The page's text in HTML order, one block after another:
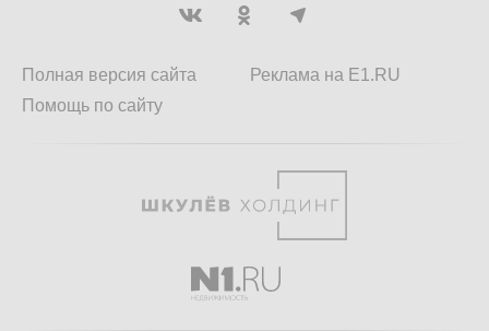
Полная версия сайта
Помощь по сайту
Реклама на E1.RU